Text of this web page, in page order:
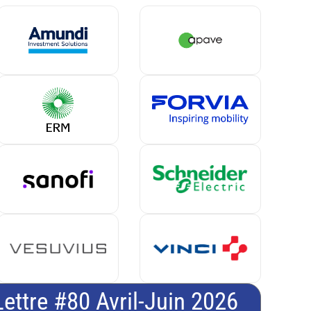
#80 Avril-Juin 2026